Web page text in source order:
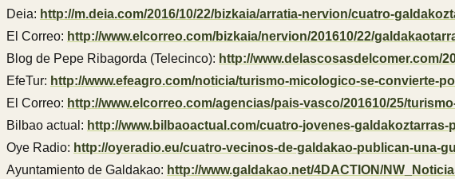
Deia: http://m.deia.com/2016/10/22/bizkaia/arratia-nervion/cuatro-
El Correo: http://www.elcorreo.com/bizkaia/nervion/201610/22/
Blog de Pepe Ribagorda (Telecinco): http://www.delascosasdelcomer.com/
EfeTur: http://www.efeagro.com/noticia/turismo-micologico-se-convierte-
El Correo: http://www.elcorreo.com/agencias/pais-vasco/201610/25/
Bilbao actual: http://www.bilbaoactual.com/cuatro-jovenes-
Oye Radio: http://oyeradio.eu/cuatro-vecinos-de-galdakao-publican-una-
Ayuntamiento de Galdakao: http://www.galdakao.net/4DACTION/